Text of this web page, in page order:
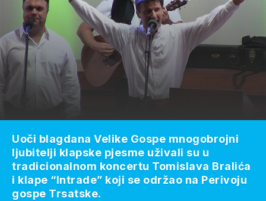
Uoči blagdana Velike Gospe mnogobrojni
ljubitelji klapske pjesme uživali su u
tradicionalnom koncertu Tomislava Bralića
i klape “Intrade” koji se održao na Perivoju
gospe Trsatske.